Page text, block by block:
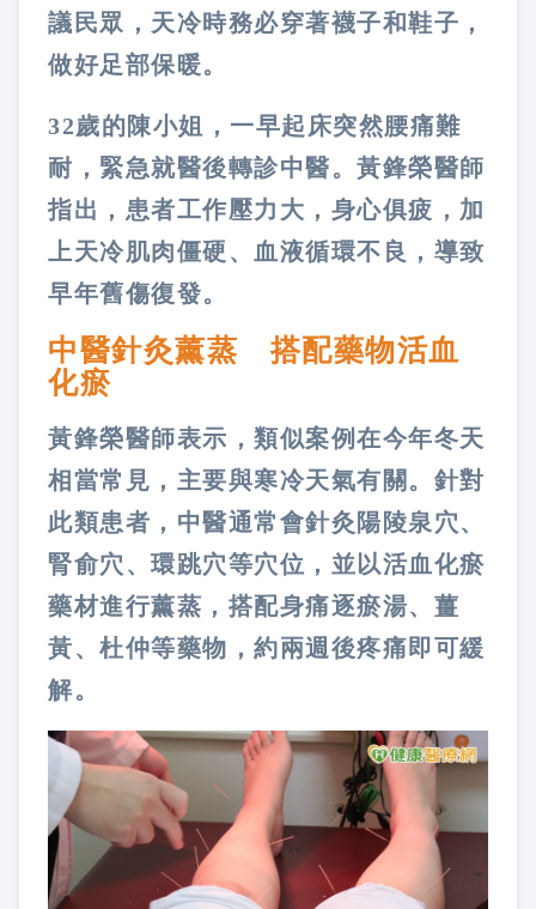
議民眾，天冷時務必穿著襪子和鞋子，
做好足部保暖。
32歲的陳小姐，一早起床突然腰痛難
耐，緊急就醫後轉診中醫。黃鋒榮醫師
指出，患者工作壓力大，身心俱疲，加
上天冷肌肉僵硬、血液循環不良，導致
早年舊傷復發。
中醫針灸薰蒸 搭配藥物活血
化瘀
黃鋒榮醫師表示，類似案例在今年冬天
相當常見，主要與寒冷天氣有關。針對
此類患者，中醫通常會針灸陽陵泉穴、
腎俞穴、環跳穴等穴位，並以活血化瘀
藥材進行薰蒸，搭配身痛逐瘀湯、薑
黃、杜仲等藥物，約兩週後疼痛即可緩
解。